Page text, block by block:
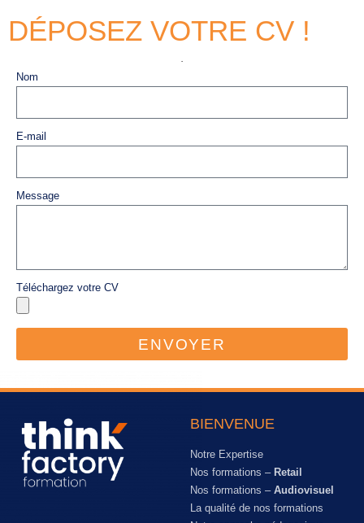
DÉPOSEZ VOTRE CV !
Nom
E-mail
Message
Téléchargez votre CV
ENVOYER
BIENVENUE
Notre Expertise
Nos formations – Retail
Nos formations – Audiovisuel
La qualité de nos formations